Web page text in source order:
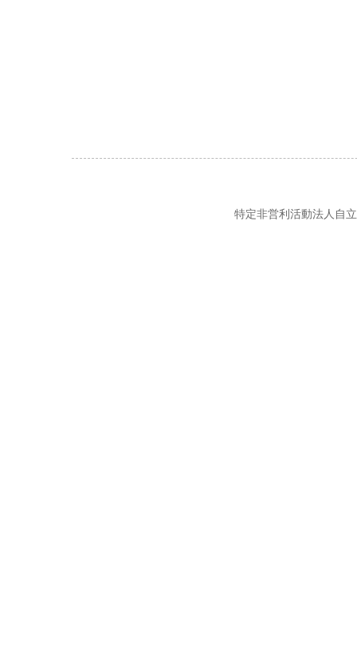
特定非営利活動法人自